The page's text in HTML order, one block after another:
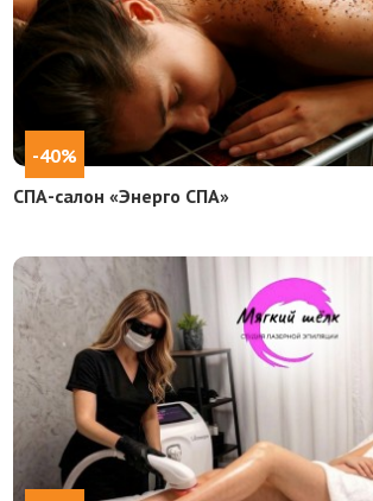
-40%
СПА-салон «Энерго СПА»